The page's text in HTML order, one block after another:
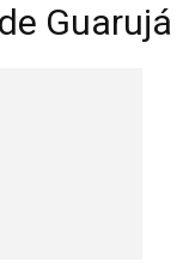
Guarujá